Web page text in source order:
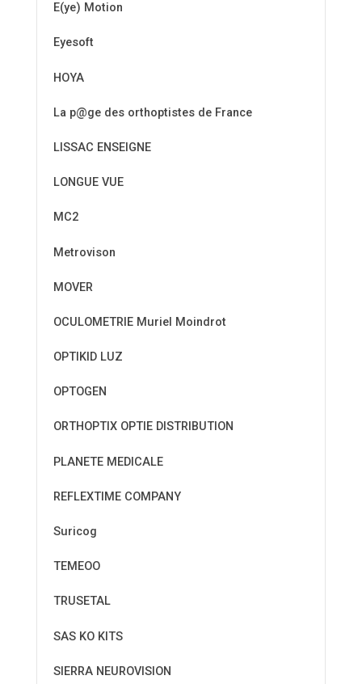
E(ye) Motion
Eyesoft
HOYA
La p@ge des orthoptistes de France
LISSAC ENSEIGNE
LONGUE VUE
MC2
Metrovison
MOVER
OCULOMETRIE Muriel Moindrot
OPTIKID LUZ
OPTOGEN
ORTHOPTIX OPTIE DISTRIBUTION
PLANETE MEDICALE
REFLEXTIME COMPANY
Suricog
TEMEOO
TRUSETAL
SAS KO KITS
SIERRA NEUROVISION